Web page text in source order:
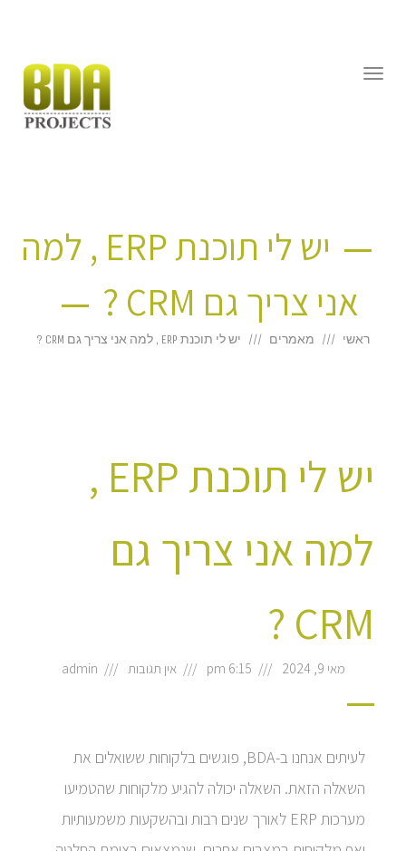
תפריט
יש לי תוכנת ERP , למה
אני צריך גם CRM ?
ראשי מאמרים יש לי תוכנת ERP , למה אני צריך גם CRM ?
יש לי תוכנת ERP ,
למה אני צריך גם
CRM ?
מאי 9, 2024 6:15 pm אין תגובות admin
לעיתים אנחנו ב-BDA, פוגשים בלקוחות ששואלים את
השאלה הזאת. השאלה יכולה להגיע מלקוחות שהטמיעו
מערכות ERP לאורך שנים רבות ובהשקעות משמעותיות